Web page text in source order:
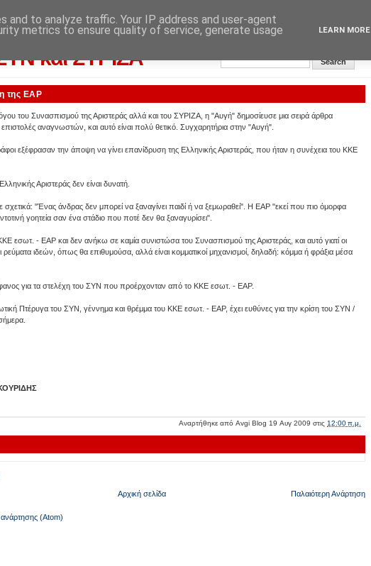
Αυγή: Κεντρική σελίδα
και ΣΥΡΙΖΑ
από την εφημερίδα "Αυγή"
της ΕΑΡ
του Συνασπισμού της Αριστεράς αλλά και του ΣΥΡΙΖΑ, η "Αυγή" δημοσίευσε μια σειρά άρθρα
αναγνωστών, και αυτό είναι πολύ θετικό. Συγχαρητήρια στην "Αυγή".
εξέφρασαν την άποψη να γίνει επανίδρυση της Ελληνικής Αριστεράς, που ήταν η συνέχεια του ΚΚΕ
Αριστεράς δεν είναι δυνατή.
"Ένας άνδρας δεν μπορεί να ξαναγίνει παιδί ή να ξεμωραθεί". Η ΕΑΡ "εκεί που πιο όμορφα
γοητεία σαν ένα στάδιο που ποτέ δεν θα ξαναγυρίσει".
εσωτ. - ΕΑΡ και δεν ανήκω σε καμία συνιστώσα του Συνασπισμού της Αριστεράς, και αυτό γιατί οι
ρεύματα ιδεών, όπως θα επιθυμούσα, αλλά είναι κομματικοί μηχανισμοί, δηλαδή: κόμμα ή φράξια μέσα
για τα στελέχη του ΣΥΝ που προέρχονταν από το ΚΚΕ εσωτ. - ΕΑΡ.
Πτέρυγα του ΣΥΝ, γέννημα και θρέμμα του ΚΚΕ εσωτ. - ΕΑΡ, έχει ευθύνες για την κρίση του ΣΥΝ /
Αναρτήθηκε από Avgi Blog 19 Αυγ 2009 στις 12:00 π.μ.
Παλαιότερη Ανάρτηση
Αρχική σελίδα
ανάρτησης (Atom)
to analyze traffic. Your IP address and user-agent
metrics to ensure quality of service, generate usage LEARN MORE